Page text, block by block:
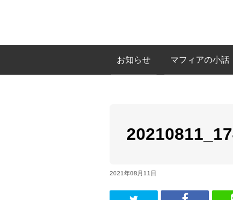
お知らせ マフィアの小話
2021年08月11日